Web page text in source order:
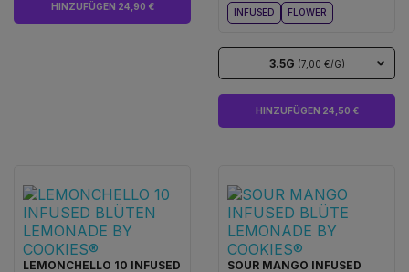
HINZUFÜGEN 24,90 € INFUSED FLOWER
3.5G (7,00 €/G)
HINZUFÜGEN 24,50 €
LEMONCHELLO 10 INFUSED
SOUR MANGO INFUSED